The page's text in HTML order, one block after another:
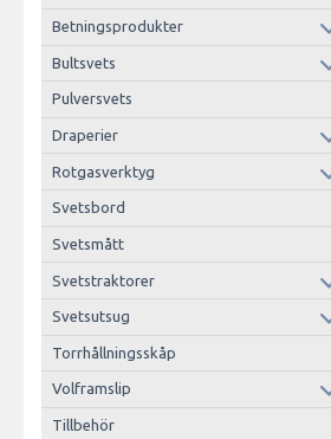
Betningsprodukter
Bultsvets
Pulversvets
Draperier
Rotgasverktyg
Svetsbord
Svetsmått
Svetstraktorer
Svetsutsug
Torrhållningsskåp
Volframslip
Tillbehör